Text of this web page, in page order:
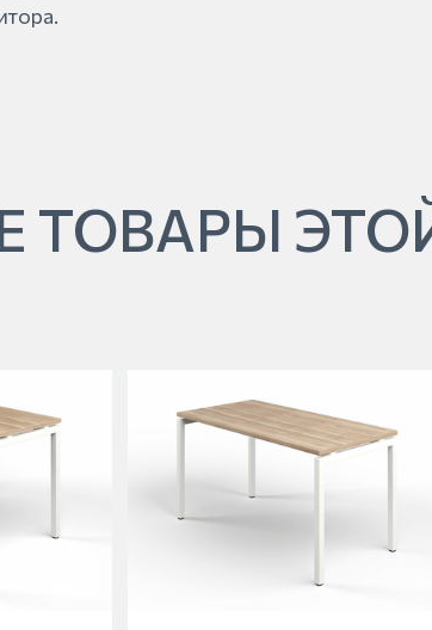
ТОВАРЫ